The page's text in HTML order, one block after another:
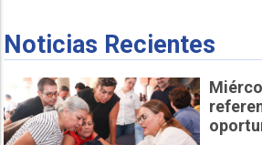
Noticias Recientes